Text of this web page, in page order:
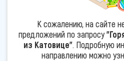
К сожалению, на сайте
предложений по запросу
из Катовице". Подробную
направлению можно